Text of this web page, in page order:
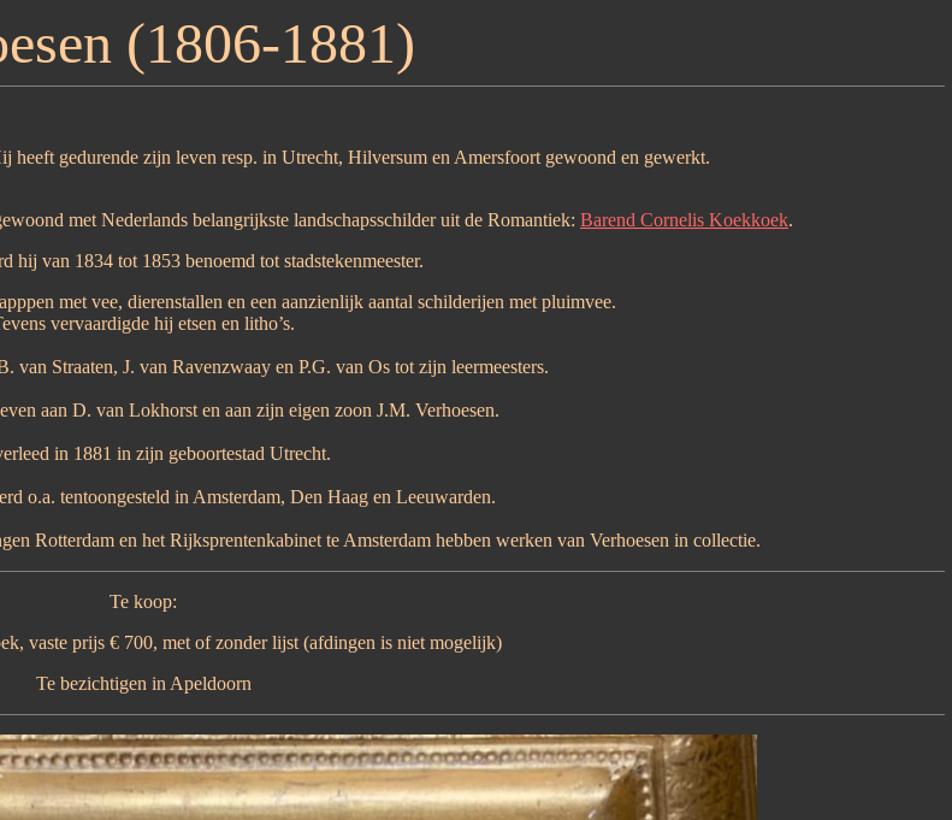
(1806-1881)
heeft gedurende zijn leven resp. in Utrecht, Hilversum en Amersfoort gewoond en gewerkt.
met Nederlands belangrijkste landschapsschilder uit de Romantiek: Barend Cornelis Koekkoek.
hij van 1834 tot 1853 benoemd tot stadstekenmeester.
met vee, dierenstallen en een aanzienlijk aantal schilderijen met pluimvee.
vervaardigde hij etsen en litho’s.
van Straaten, J. van Ravenzwaay en P.G. van Os tot zijn leermeesters.
aan D. van Lokhorst en aan zijn eigen zoon J.M. Verhoesen.
in 1881 in zijn geboortestad Utrecht.
o.a. tentoongesteld in Amsterdam, Den Haag en Leeuwarden.
Rotterdam en het Rijksprentenkabinet te Amsterdam hebben werken van Verhoesen in collectie.
Te koop:
vaste prijs € 700, met of zonder lijst (afdingen is niet mogelijk)
Te bezichtigen in Apeldoorn